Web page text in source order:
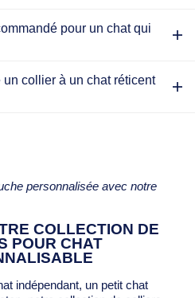
pour un chat qui
collier à un chat réticent
personnalisée avec notre
COLLECTION DE
POUR CHAT
indépendant, un petit chat